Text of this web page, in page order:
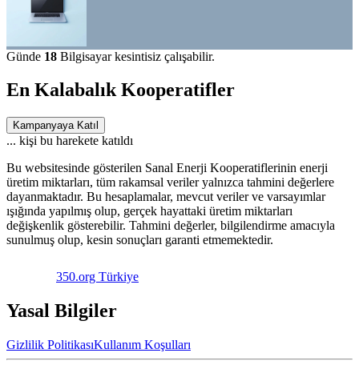
Günde 18 Bilgisayar kesintisiz çalışabilir.
En Kalabalık Kooperatifler
Kampanyaya Katıl
... kişi bu harekete katıldı
Bu websitesinde gösterilen Sanal Enerji Kooperatiflerinin enerji
üretim miktarları, tüm rakamsal veriler yalnızca tahmini değerlere
dayanmaktadır. Bu hesaplamalar, mevcut veriler ve varsayımlar
ışığında yapılmış olup, gerçek hayattaki üretim miktarları
değişkenlik gösterebilir. Tahmini değerler, bilgilendirme amacıyla
sunulmuş olup, kesin sonuçları garanti etmemektedir.
350.org Türkiye
Yasal Bilgiler
Gizlilik PolitikasıKullanım Koşulları